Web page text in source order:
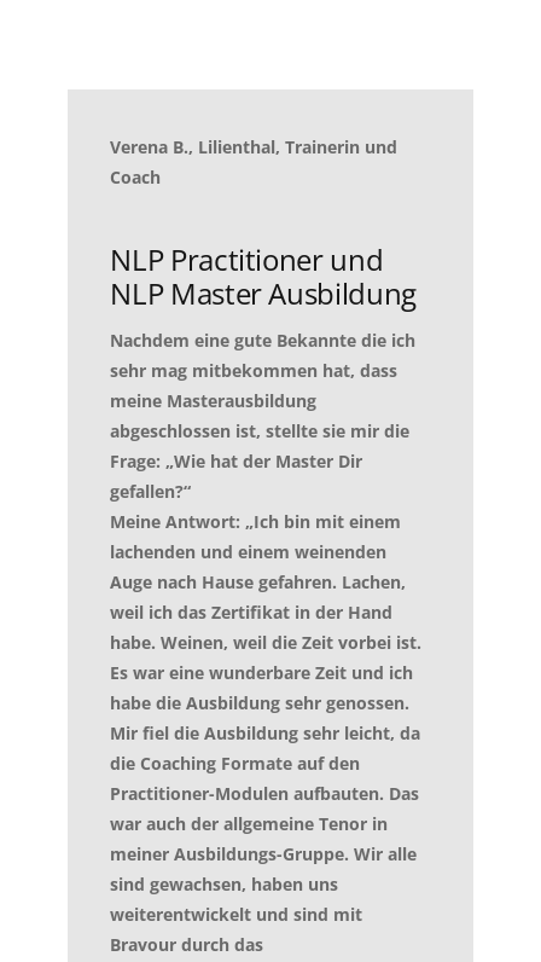
Verena B., Lilienthal, Trainerin und
Coach
NLP Practitioner und
NLP Master Ausbildung
Nachdem eine gute Bekannte die ich
sehr mag mitbekommen hat, dass
meine Masterausbildung
abgeschlossen ist, stellte sie mir die
Frage: „Wie hat der Master Dir
gefallen?“
Meine Antwort: „Ich bin mit einem
lachenden und einem weinenden
Auge nach Hause gefahren. Lachen,
weil ich das Zertifikat in der Hand
habe. Weinen, weil die Zeit vorbei ist.
Es war eine wunderbare Zeit und ich
habe die Ausbildung sehr genossen.
Mir fiel die Ausbildung sehr leicht, da
die Coaching Formate auf den
Practitioner-Modulen aufbauten. Das
war auch der allgemeine Tenor in
meiner Ausbildungs-Gruppe. Wir alle
sind gewachsen, haben uns
weiterentwickelt und sind mit
Bravour durch das